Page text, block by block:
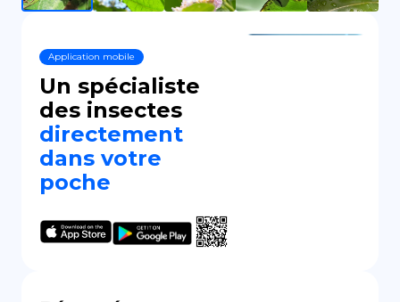
Application mobile
Un spécialiste
des insectes
directement
dans votre
poche